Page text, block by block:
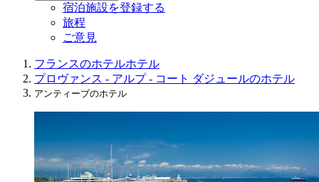
宿泊施設を登録する
旅程
ご意見
フランスのホテルホテル
プロヴァンス - アルプ - コート ダジュールのホテル
アンティーブのホテル